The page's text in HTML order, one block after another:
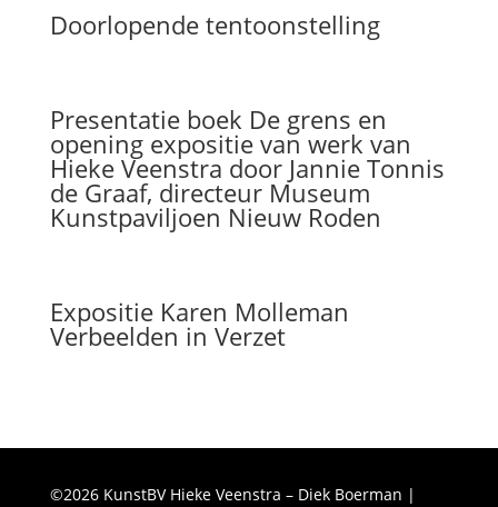
Doorlopende tentoonstelling
Presentatie boek De grens en
opening expositie van werk van
Hieke Veenstra door Jannie Tonnis
de Graaf, directeur Museum
Kunstpaviljoen Nieuw Roden
Expositie Karen Molleman
Verbeelden in Verzet
©2026 KunstBV Hieke Veenstra – Diek Boerman |